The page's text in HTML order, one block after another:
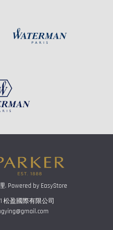
. Powered by EasyStore
松盈國際有限公司